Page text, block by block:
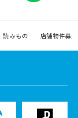
読みもの 店舗物件募集